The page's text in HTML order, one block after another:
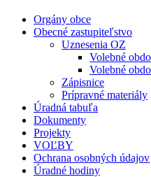
Orgány obce
Obecné zastupiteľstvo
Uznesenia OZ
Volebné
Volebné
Zápisnice
Prípravné materiály
Úradná tabuľa
Dokumenty
Projekty
VOĽBY
Ochrana osobných údajov
Úradné hodiny